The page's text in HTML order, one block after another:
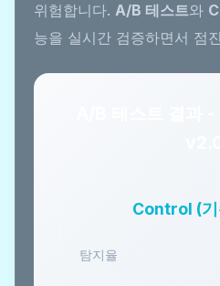
위험합니다. A/B 테스트와
능을 실시간 검증하면서 점
Control (
탐지율